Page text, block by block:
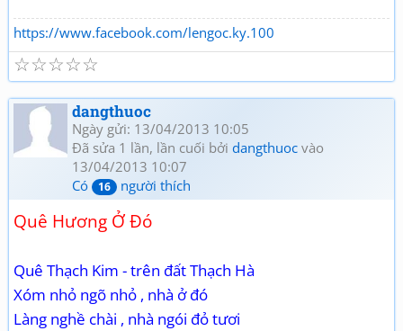
https://www.facebook.com/lengoc.ky.100
☆
☆
☆
☆
☆
dangthuoc
Ngày gửi: 13/04/2013 10:05
Đã sửa 1 lần, lần cuối bởi dangthuoc vào
13/04/2013 10:07
Có
16 người thích
Quê Hương Ở Đó
Quê Thạch Kim - trên đất Thạch Hà
Xóm nhỏ ngõ nhỏ , nhà ở đó
Làng nghề chài , nhà ngói đỏ tươi